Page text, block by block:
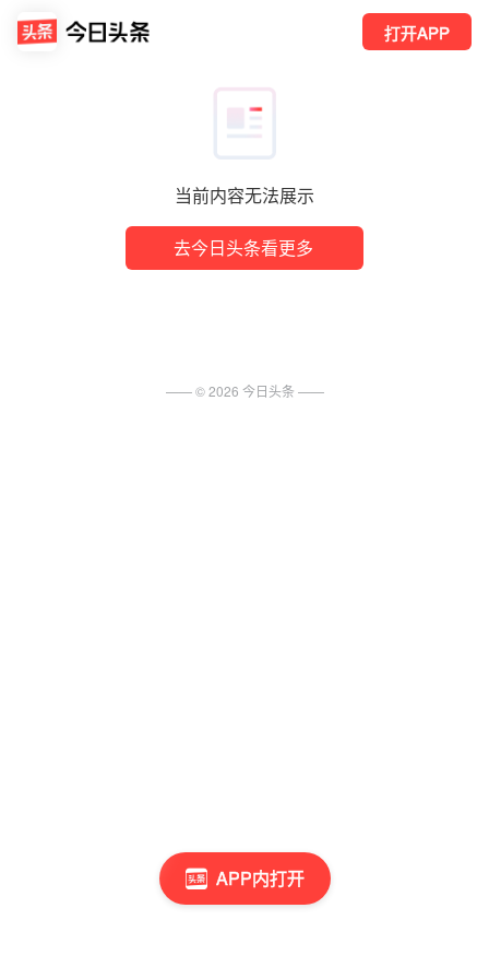
当前内容无法展示
去今日头条看更多
打开APP
APP内打开
—— ©2026 今日头条 ——